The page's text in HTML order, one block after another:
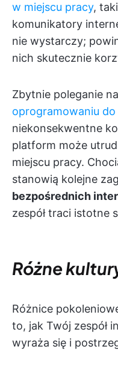
w miejscu pracy,
komunikatory
nie wystarczy;
nich skutecznie
Zbytnie poleganie
oprogramowaniu
niekonsekwentne
platform może
miejscu pracy.
stanowią kolejne
bezpośrednich
zespół traci istotne
Różne
Różnice
to, jak Twój zespół
wyraża się i